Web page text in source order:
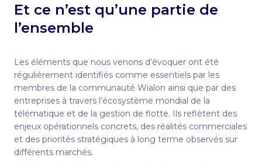
Et ce n’est qu’une partie de
l’ensemble
Les éléments que nous venons d’évoquer ont été
régulièrement identifiés comme essentiels par les
membres de la communauté Wialon ainsi que par des
entreprises à travers l’écosystème mondial de la
télématique et de la gestion de flotte. Ils reflètent des
enjeux opérationnels concrets, des réalités commerciales
et des priorités stratégiques à long terme observés sur
différents marchés.